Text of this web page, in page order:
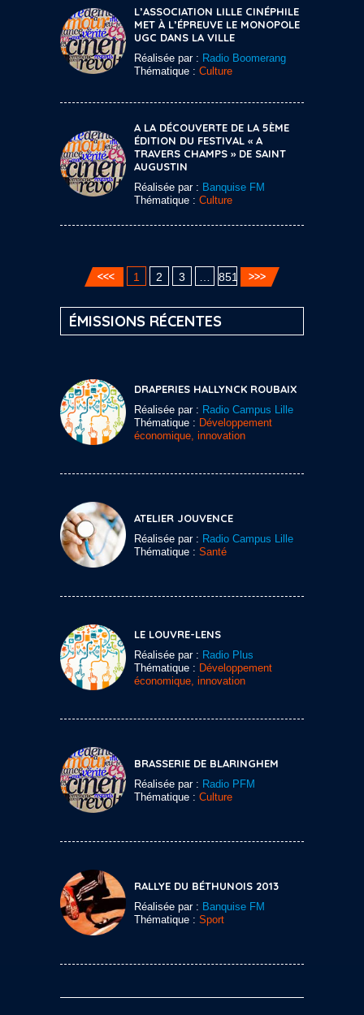
L’ASSOCIATION LILLE CINÉPHILE
MET À L’ÉPREUVE LE MONOPOLE
UGC DANS LA VILLE
Réalisée par : Radio Boomerang
Thématique : Culture
A LA DÉCOUVERTE DE LA 5ÈME
ÉDITION DU FESTIVAL « A
TRAVERS CHAMPS » DE SAINT
AUGUSTIN
Réalisée par : Banquise FM
Thématique : Culture
1 2 3 851
ÉMISSIONS RÉCENTES
DRAPERIES HALLYNCK ROUBAIX
Réalisée par : Radio Campus Lille
Thématique : Développement
économique, innovation
ATELIER JOUVENCE
Réalisée par : Radio Campus Lille
Thématique : Santé
LE LOUVRE-LENS
Réalisée par : Radio Plus
Thématique : Développement
économique, innovation
BRASSERIE DE BLARINGHEM
Réalisée par : Radio PFM
Thématique : Culture
RALLYE DU BÉTHUNOIS 2013
Réalisée par : Banquise FM
Thématique : Sport